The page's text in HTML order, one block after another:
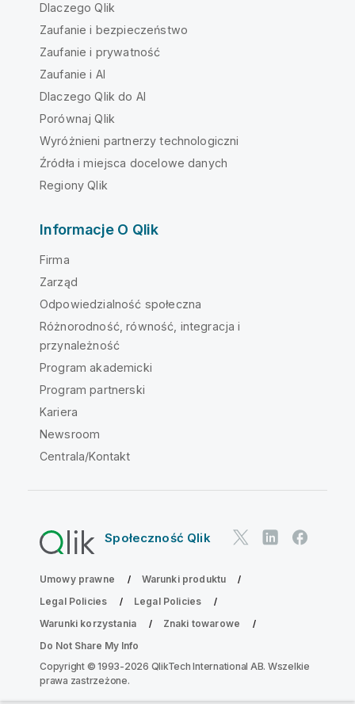
Dlaczego Qlik
Zaufanie i bezpieczeństwo
Zaufanie i prywatność
Zaufanie i AI
Dlaczego Qlik do AI
Porównaj Qlik
Wyróżnieni partnerzy technologiczni
Źródła i miejsca docelowe danych
Regiony Qlik
Informacje O Qlik
Firma
Zarząd
Odpowiedzialność społeczna
Różnorodność, równość, integracja i
przynależność
Program akademicki
Program partnerski
Kariera
Newsroom
Centrala/Kontakt
Społeczność Qlik
Umowy prawne
Warunki produktu
Legal Policies
Legal Policies
Warunki korzystania
Znaki towarowe
Do Not Share My Info
Copyright © 1993-2026 QlikTech International AB. Wszelkie
prawa zastrzeżone.